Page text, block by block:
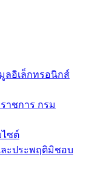
ลอิเล็กทรอนิกส์
าชการ กรม
ไซต์
ละประพฤติมิชอบ